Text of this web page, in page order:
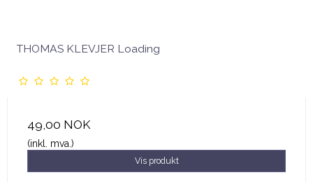
THOMAS KLEVJER Loading
49,00 NOK
(inkl. mva.)
Vis produkt